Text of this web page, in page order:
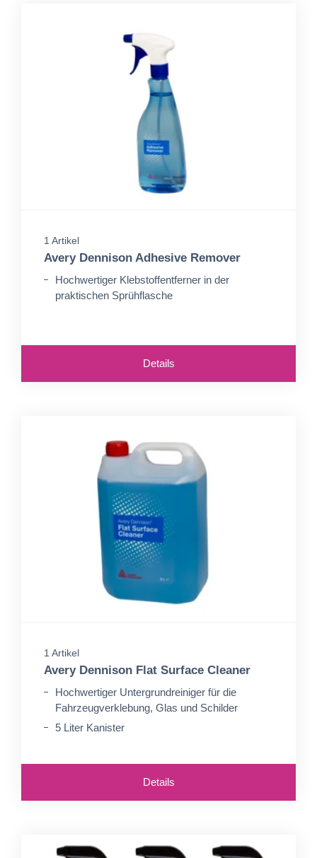
1 Artikel
Avery Dennison Adhesive Remover
Hochwertiger Klebstoffentferner in der
praktischen Sprühflasche
Details
1 Artikel
Avery Dennison Flat Surface Cleaner
Hochwertiger Untergrundreiniger für die
Fahrzeugverklebung, Glas und Schilder
5 Liter Kanister
Details